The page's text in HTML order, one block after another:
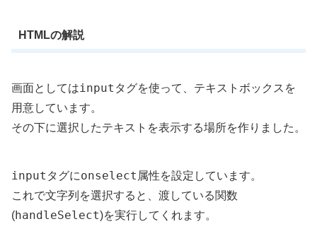
HTMLの解説
画面としてはinput タグを使って、テキストボックスを
用意しています。
その下に選択したテキストを表示する場所を作りました。
input タグにonselect 属性を設定しています。
これで文字列を選択すると、渡している関数
(handleSelect)を実行してくれます。